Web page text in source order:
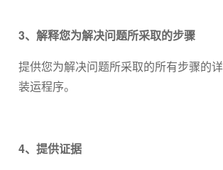
3、解释您为解决问题所采取的步骤
提供您为解决问题所采取的所有步骤的
装运程序。
4、提供证据